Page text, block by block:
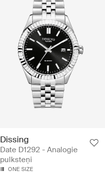
Dissing
Date D1292 - Analogie
pulksteņi
ONE SIZE